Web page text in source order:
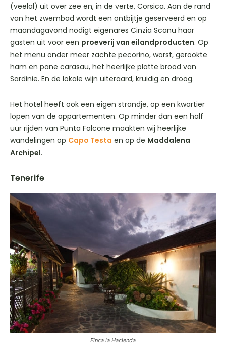
(veelal) uit over zee en, in de verte, Corsica. Aan de rand
van het zwembad wordt een ontbijtje geserveerd en op
maandagavond nodigt eigenares Cinzia Scanu haar
gasten uit voor een proeverij van eilandproducten. Op
het menu onder meer zachte pecorino, worst, gerookte
ham en pane carasau, het heerlijke platte brood van
Sardinië. En de lokale wijn uiteraard, kruidig en droog.
Het hotel heeft ook een eigen strandje, op een kwartier
lopen van de appartementen. Op minder dan een half
uur rijden van Punta Falcone maakten wij heerlijke
wandelingen op Capo Testa en op de Maddalena
Archipel.
Tenerife
Finca la Hacienda